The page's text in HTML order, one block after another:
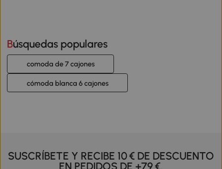
Búsquedas populares
comoda de 7 cajones
cómoda blanca 6 cajones
SUSCRÍBETE Y RECIBE 10 € DE DESCUENTO
EN PEDIDOS DE +79 €.